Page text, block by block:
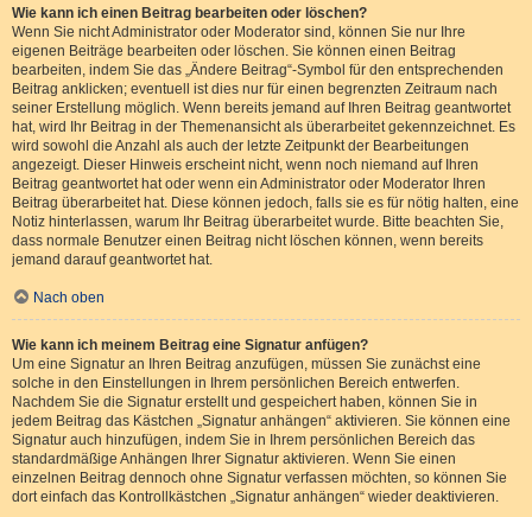
Wie kann ich einen Beitrag bearbeiten oder löschen?
Wenn Sie nicht Administrator oder Moderator sind, können Sie nur Ihre
eigenen Beiträge bearbeiten oder löschen. Sie können einen Beitrag
bearbeiten, indem Sie das „Ändere Beitrag“-Symbol für den entsprechenden
Beitrag anklicken; eventuell ist dies nur für einen begrenzten Zeitraum nach
seiner Erstellung möglich. Wenn bereits jemand auf Ihren Beitrag geantwortet
hat, wird Ihr Beitrag in der Themenansicht als überarbeitet gekennzeichnet. Es
wird sowohl die Anzahl als auch der letzte Zeitpunkt der Bearbeitungen
angezeigt. Dieser Hinweis erscheint nicht, wenn noch niemand auf Ihren
Beitrag geantwortet hat oder wenn ein Administrator oder Moderator Ihren
Beitrag überarbeitet hat. Diese können jedoch, falls sie es für nötig halten, eine
Notiz hinterlassen, warum Ihr Beitrag überarbeitet wurde. Bitte beachten Sie,
dass normale Benutzer einen Beitrag nicht löschen können, wenn bereits
jemand darauf geantwortet hat.
Nach oben
Wie kann ich meinem Beitrag eine Signatur anfügen?
Um eine Signatur an Ihren Beitrag anzufügen, müssen Sie zunächst eine
solche in den Einstellungen in Ihrem persönlichen Bereich entwerfen.
Nachdem Sie die Signatur erstellt und gespeichert haben, können Sie in
jedem Beitrag das Kästchen „Signatur anhängen“ aktivieren. Sie können eine
Signatur auch hinzufügen, indem Sie in Ihrem persönlichen Bereich das
standardmäßige Anhängen Ihrer Signatur aktivieren. Wenn Sie einen
einzelnen Beitrag dennoch ohne Signatur verfassen möchten, so können Sie
dort einfach das Kontrollkästchen „Signatur anhängen“ wieder deaktivieren.